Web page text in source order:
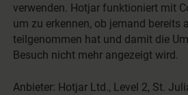
verwenden. Hotjar funktioniert mit
um zu erkennen, ob jemand bereits
teilgenommen hat und damit die
Besuch nicht mehr angezeigt wird.
Anbieter: Hotjar Ltd., Level 2, St.